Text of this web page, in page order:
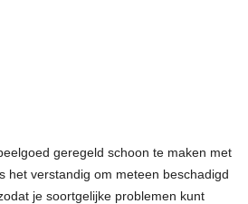
geregeld schoon te maken met
het verstandig om meteen beschadigd
je soortgelijke problemen kunt